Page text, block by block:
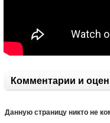
Комментарии и
Данную страницу никто не